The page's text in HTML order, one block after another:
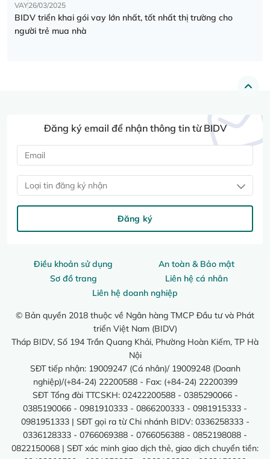
VAY26/03/2025
BIDV triển khai gói vay lớn nhất, tốt nhất thị trường cho
người trẻ mua nhà
Điều khoản sử dụng
An toàn & Bảo mật
Sơ đồ trang
Liên hệ cá nhân
Liên hệ doanh nghiệp
© Bản quyền 2018 thuộc về Ngân hàng TMCP Đầu tư và Phát
triển Việt Nam (BIDV)
Tháp BIDV, Số 194 Trần Quang Khải, Phường Hoàn Kiếm, TP Hà
Nội
SĐT tiếp nhận: 19009247 (Cá nhân)/ 19009248 (Doanh
nghiệp)/(+84-24) 22200588 - Fax: (+84-24) 22200399
SĐT Tổng đài TTCSKH: 02422200588 - 0385290066 -
0385190066 - 0981910333 - 0866200333 - 0981915333 -
0981951333 | SĐT gọi ra từ Chi nhánh BIDV: 0336258333 -
0336128333 - 0766069388 - 0766056388 - 0852198088 -
0822150068 | SĐT xác minh giao dịch thẻ, giao dịch chuyển tiền:
Đăng ký email để nhận thông tin từ BIDV
Loại tin đăng ký nhận
Đăng ký